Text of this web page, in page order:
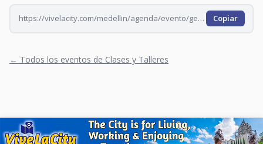
https://vivelacity.com/medellin/agenda/evento/geeko-filosofia-de-lo-geek-2026-07-02 Copiar
← Todos los eventos de Clases y Talleres